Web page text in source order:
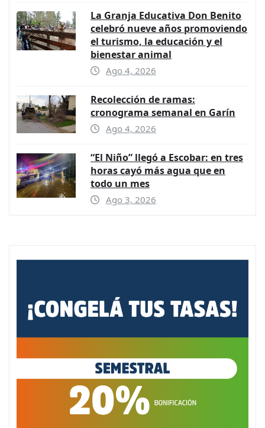
La Granja Educativa Don Benito
celebró nueve años promoviendo
el turismo, la educación y el
bienestar animal
Ago 4, 2026
Recolección de ramas:
cronograma semanal en Garín
Ago 4, 2026
“El Niño” llegó a Escobar: en tres
horas cayó más agua que en
todo un mes
Ago 3, 2026